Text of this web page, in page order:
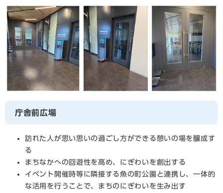
庁舎前広場
訪れた人が思い思いの過ごし方ができる憩いの場を醸成す
る
まちなかへの回遊性を高め、にぎわいを創出する
イベント開催時等に隣接する魚の町公園と連携し、一体的
な活用を行うことで、まちのにぎわいを生み出す